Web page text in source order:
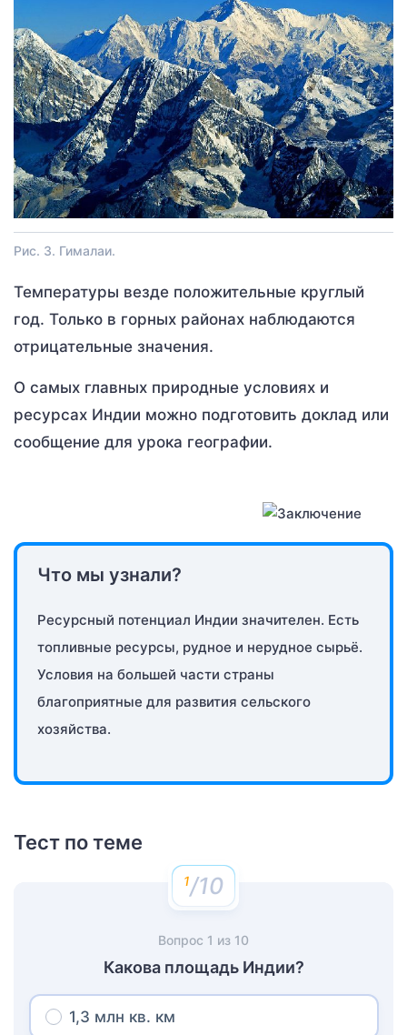
Рис. 3. Гималаи.
Температуры везде положительные круглый
год. Только в горных районах наблюдаются
отрицательные значения.
О самых главных природные условиях и
ресурсах Индии можно подготовить доклад или
сообщение для урока географии.
Что мы узнали?
Ресурсный потенциал Индии значителен. Есть
топливные ресурсы, рудное и нерудное сырьё.
Условия на большей части страны
благоприятные для развития сельского
хозяйства.
Тест по теме
/10
Вопрос 1 из 10
Какова площадь Индии?
1,3 млн кв. км